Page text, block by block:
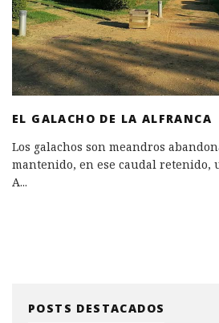
EL GALACHO DE LA ALFRANCA
Los galachos son meandros
mantenido, en ese caudal retenido,
A...
POSTS DESTACADOS